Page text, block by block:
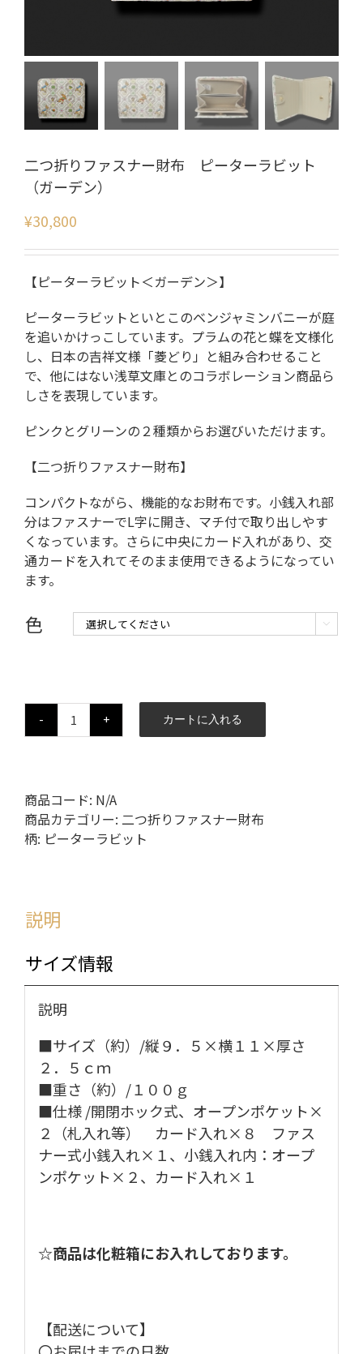
二つ折りファスナー財布 ピーターラビット
（ガーデン）
¥30,800
【ピーターラビット＜ガーデン＞】
ピーターラビットといとこのベンジャミンバニーが庭
を追いかけっこしています。プラムの花と蝶を文様化
し、日本の吉祥文様「菱どり」と組み合わせること
で、他にはない浅草文庫とのコラボレーション商品ら
しさを表現しています。
ピンクとグリーンの２種類からお選びいただけます。
【二つ折りファスナー財布】
コンパクトながら、機能的なお財布です。小銭入れ部
分はファスナーでL字に開き、マチ付で取り出しやす
くなっています。さらに中央にカード入れがあり、交
通カードを入れてそのまま使用できるようになってい
ます。
色 
数 カートに入れる
商品コード: N/A
商品カテゴリー: 二つ折りファスナー財布
柄: ピーターラビット
説明
サイズ情報
説明
■サイズ（約）/縦９．５×横１１×厚さ
２．５ｃｍ
■重さ（約）/１００ｇ
■仕様 /開閉ホック式、オープンポケット×
２（札入れ等） カード入れ×８ ファス
ナー式小銭入れ×１、小銭入れ内：オープ
ンポケット×２、カード入れ×１
☆商品は化粧箱にお入れしております。
【配送について】